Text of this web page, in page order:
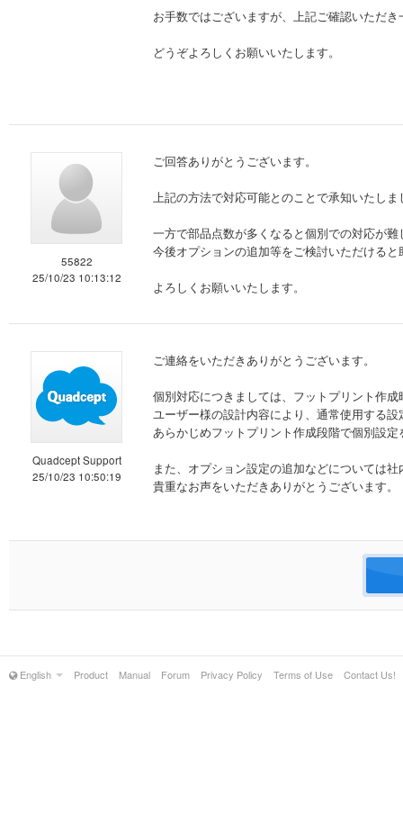
お手数ではございますが、上記ご確認いただ
どうぞよろしくお願いいたします。
55822
25/10/23 10:13:12
ご回答ありがとうございます。
上記の方法で対応可能とのことで承知いたしま
一方で部品点数が多くなると個別での対応が
今後オプションの追加等をご検討いただけると
よろしくお願いいたします。
Quadcept Support
25/10/23 10:50:19
ご連絡をいただきありがとうございます。
個別対応につきましては、フットプリント作
ユーザー様の設計内容により、通常使用する
あらかじめフットプリント作成段階で個別設
また、オプション設定の追加などについては
貴重なお声をいただきありがとうございます。
English Product Manual Forum Privacy Policy Terms of Use Contact Us!